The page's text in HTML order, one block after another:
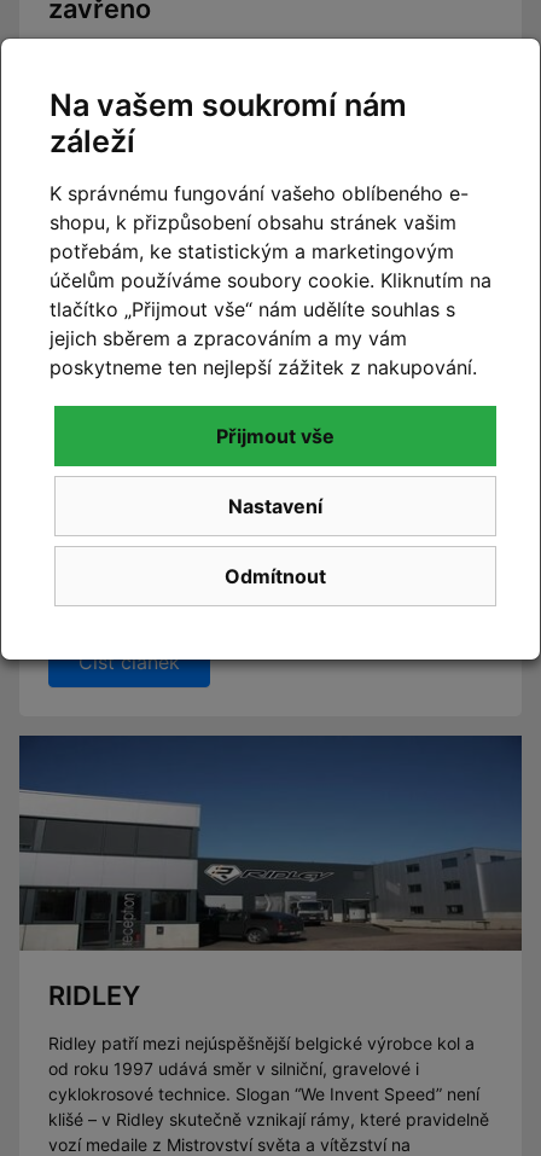
zavřeno
Novinky CUBE 2027 se blíží. Již brzy vám představíme
Číst článek
RIDLEY
Ridley patří mezi nejúspěšnější belgické výrobce kol a
od roku 1997 udává směr v silniční, gravelové i
cyklokrosové technice. Slogan “We Invent Speed” není
klišé – v Ridley skutečně vznikají rámy, které pravidelně
vozí medaile z Mistrovství světa a vítězství na
Na vašem soukromí nám
záleží
K správnému fungování vašeho oblíbeného e-
shopu, k přizpůsobení obsahu stránek vašim
potřebám, ke statistickým a marketingovým
účelům používáme soubory cookie. Kliknutím na
tlačítko „Přijmout vše“ nám udělíte souhlas s
jejich sběrem a zpracováním a my vám
poskytneme ten nejlepší zážitek z nakupování.
Odmítnout
Nastavení
Přijmout vše